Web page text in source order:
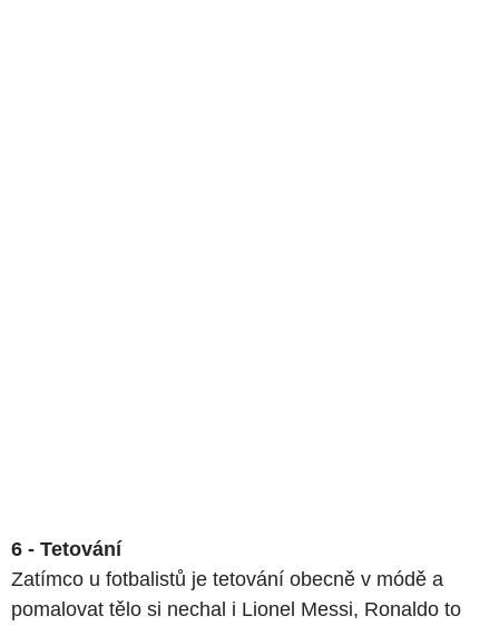
6 - Tetování
Zatímco u fotbalistů je tetování obecně v módě a
pomalovat tělo si nechal i Lionel Messi, Ronaldo to